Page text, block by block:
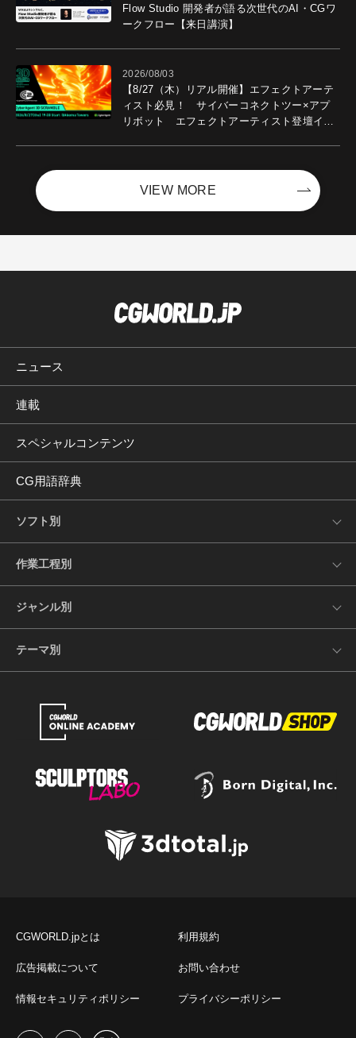
Flow Studio 開発者が語る次世代のAI・CGワ
ークフロー【来日講演】
2026/08/03
【8/27（木）リアル開催】エフェクトアーテ
ィスト必見！ サイバーコネクトツー×アプ
リボット エフェクトアーティスト登壇イベ
VIEW MORE
ニュース
連載
スペシャルコンテンツ
CG用語辞典
ソフト別
作業工程別
ジャンル別
テーマ別
CGWORLD.jpとは 利用規約
広告掲載について お問い合わせ
情報セキュリティポリシー プライバシーポリシー